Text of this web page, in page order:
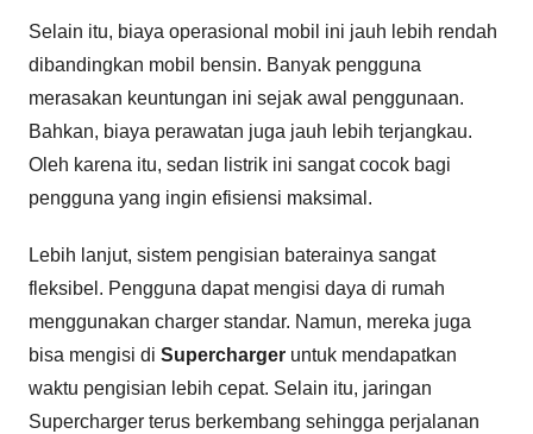
Selain itu, biaya operasional mobil ini jauh lebih rendah
dibandingkan mobil bensin. Banyak pengguna
merasakan keuntungan ini sejak awal penggunaan.
Bahkan, biaya perawatan juga jauh lebih terjangkau.
Oleh karena itu, sedan listrik ini sangat cocok bagi
pengguna yang ingin efisiensi maksimal.
Lebih lanjut, sistem pengisian baterainya sangat
fleksibel. Pengguna dapat mengisi daya di rumah
menggunakan charger standar. Namun, mereka juga
bisa mengisi di Supercharger untuk mendapatkan
waktu pengisian lebih cepat. Selain itu, jaringan
Supercharger terus berkembang sehingga perjalanan